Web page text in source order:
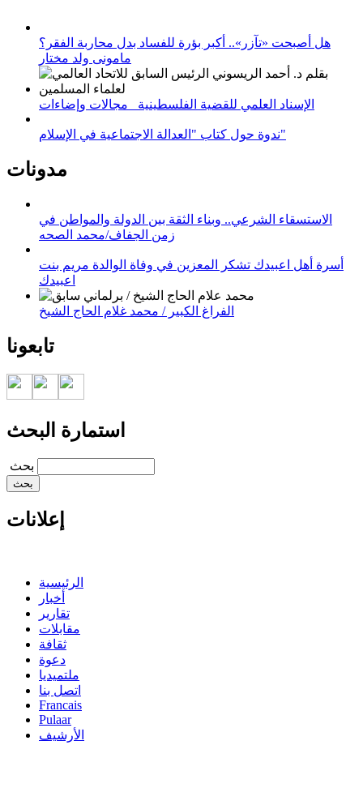
هل أصبحت «تآزر».. أكبر بؤرة للفساد بدل محاربة الفقر؟
مامونى ولد مختار
الإسناد العلمي للقضية الفلسطينية_ مجالات وإضاءات
ندوة حول كتاب "العدالة الاجتماعية في الإسلام"
مدونات
الاستسقاء الشرعي.. وبناء الثقة بين الدولة والمواطن في
زمن الجفاف/محمد الصحه
أسرة أهل اعبيدك تشكر المعزين في وفاة الوالدة مريم بنت
اعبيدك
الفراغ الكبير / محمد غلام الحاج الشيخ
تابعونا
استمارة البحث
‏بحث ‏
إعلانات
الرئيسية
أخبار
تقارير
مقابلات
ثقافة
دعوة
ملتميديا
اتصل بنا
Francais
Pulaar
الأرشيف